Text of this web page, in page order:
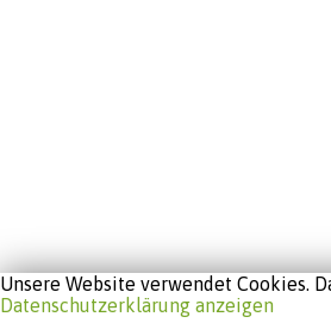
Unsere Website verwendet Cookies.
Datenschutzerklärung anzeigen